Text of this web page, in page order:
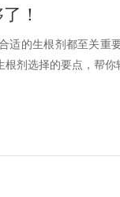
！
适的生根剂都至关重
剂选择的要点，帮你